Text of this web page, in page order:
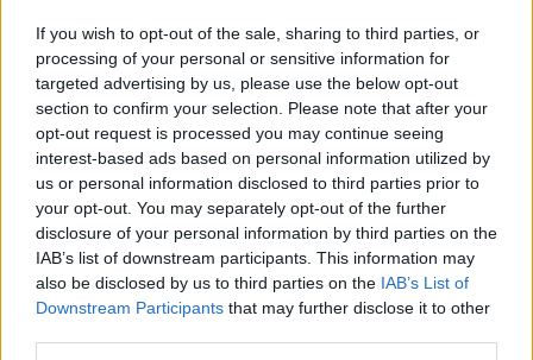
If you wish to opt-out of the sale, sharing to third parties, or
processing of your personal or sensitive information for
targeted advertising by us, please use the below opt-out
section to confirm your selection. Please note that after your
opt-out request is processed you may continue seeing
interest-based ads based on personal information utilized by
us or personal information disclosed to third parties prior to
your opt-out. You may separately opt-out of the further
disclosure of your personal information by third parties on the
IAB’s list of downstream participants. This information may
also be disclosed by us to third parties on the IAB’s List of
Downstream Participants that may further disclose it to other
MEDIA
Η Michelle Yeoh τιμάται ως «Asian Filmmaker of the
Year» και συνεχίζει να γράφει ιστορία
ΣΤΈΛΛΑ ΛΊΤΑΙΝΑ 6 ΑΥΓΟΎΣΤΟΥ 2026